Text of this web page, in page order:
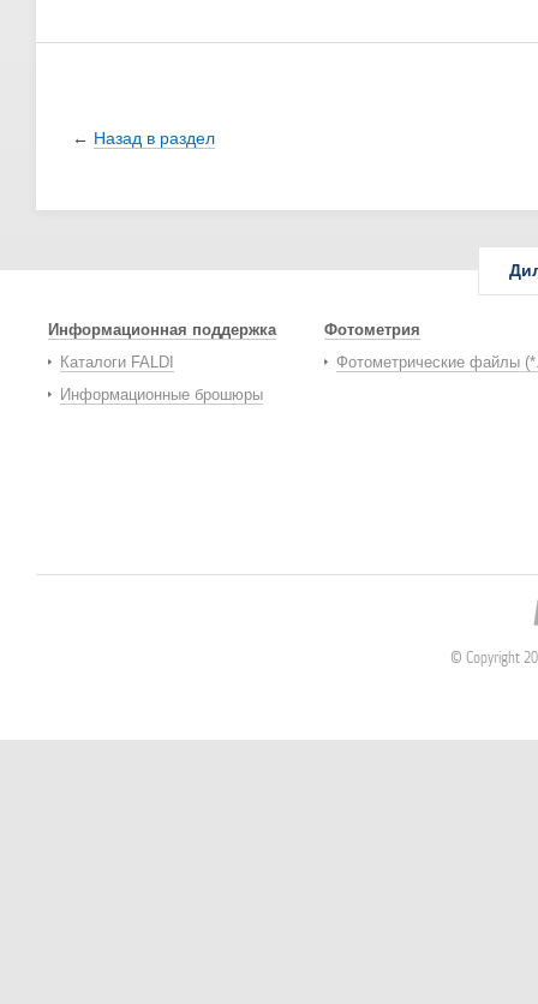
← Назад в раздел
Информационная поддержка
Каталоги FALDI
Информационные брошюры
Фотометрия
Фотометрические файлы
© Copyright